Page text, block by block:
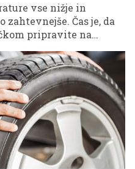
vse nižje in
zahtevnejše. Čas je, da
pripravite na